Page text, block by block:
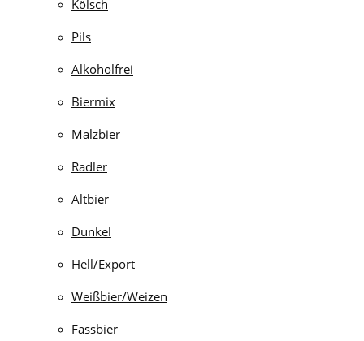
Kölsch
Pils
Alkoholfrei
Biermix
Malzbier
Radler
Altbier
Dunkel
Hell/Export
Weißbier/Weizen
Fassbier